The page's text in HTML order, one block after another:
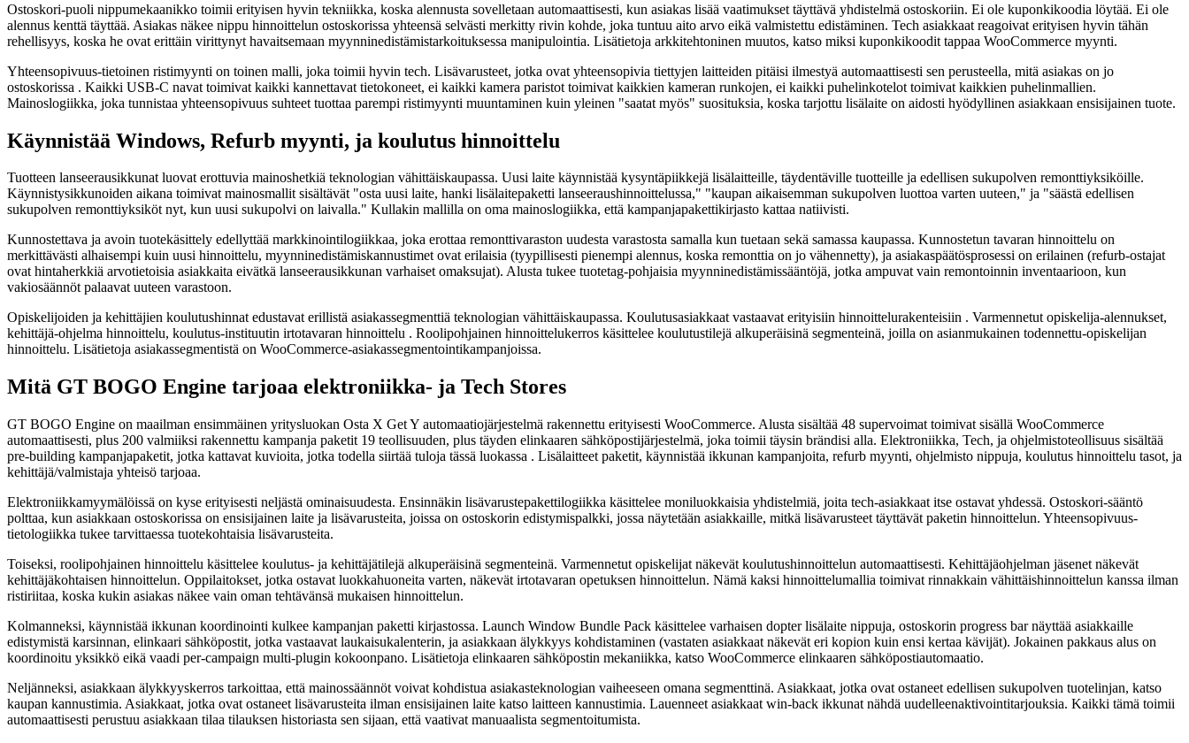
Ostoskori-puoli nippumekaanikko toimii erityisen hyvin tekniikka, koska alennusta sovelletaan automaattisesti, kun asiakas lisää vaatimukset täyttävä yhdistelmä ostoskoriin. Ei ole kuponkikoodia löytää. Ei ole
alennus kenttä täyttää. Asiakas näkee nippu hinnoittelun ostoskorissa yhteensä selvästi merkitty rivin kohde, joka tuntuu aito arvo eikä valmistettu edistäminen. Tech asiakkaat reagoivat erityisen hyvin tähän
rehellisyys, koska he ovat erittäin virittynyt havaitsemaan myynninedistämistarkoituksessa manipulointia. Lisätietoja arkkitehtoninen muutos, katso miksi kuponkikoodit tappaa WooCommerce myynti.
Yhteensopivuus-tietoinen ristimyynti on toinen malli, joka toimii hyvin tech. Lisävarusteet, jotka ovat yhteensopivia tiettyjen laitteiden pitäisi ilmestyä automaattisesti sen perusteella, mitä asiakas on jo
ostoskorissa . Kaikki USB-C navat toimivat kaikki kannettavat tietokoneet, ei kaikki kamera paristot toimivat kaikkien kameran runkojen, ei kaikki puhelinkotelot toimivat kaikkien puhelinmallien.
Mainoslogiikka, joka tunnistaa yhteensopivuus suhteet tuottaa parempi ristimyynti muuntaminen kuin yleinen "saatat myös" suosituksia, koska tarjottu lisälaite on aidosti hyödyllinen asiakkaan ensisijainen tuote.
Käynnistää Windows, Refurb myynti, ja koulutus hinnoittelu
Tuotteen lanseerausikkunat luovat erottuvia mainoshetkiä teknologian vähittäiskaupassa. Uusi laite käynnistää kysyntäpiikkejä lisälaitteille, täydentäville tuotteille ja edellisen sukupolven remonttiyksiköille.
Käynnistysikkunoiden aikana toimivat mainosmallit sisältävät "osta uusi laite, hanki lisälaitepaketti lanseeraushinnoittelussa," "kaupan aikaisemman sukupolven luottoa varten uuteen," ja "säästä edellisen
sukupolven remonttiyksiköt nyt, kun uusi sukupolvi on laivalla." Kullakin mallilla on oma mainoslogiikka, että kampanjapakettikirjasto kattaa natiivisti.
Kunnostettava ja avoin tuotekäsittely edellyttää markkinointilogiikkaa, joka erottaa remonttivaraston uudesta varastosta samalla kun tuetaan sekä samassa kaupassa. Kunnostetun tavaran hinnoittelu on
merkittävästi alhaisempi kuin uusi hinnoittelu, myynninedistämiskannustimet ovat erilaisia (tyypillisesti pienempi alennus, koska remonttia on jo vähennetty), ja asiakaspäätösprosessi on erilainen (refurb-ostajat
ovat hintaherkkiä arvotietoisia asiakkaita eivätkä lanseerausikkunan varhaiset omaksujat). Alusta tukee tuotetag-pohjaisia myynninedistämissääntöjä, jotka ampuvat vain remontoinnin inventaarioon, kun
vakiosäännöt palaavat uuteen varastoon.
Opiskelijoiden ja kehittäjien koulutushinnat edustavat erillistä asiakassegmenttiä teknologian vähittäiskaupassa. Koulutusasiakkaat vastaavat erityisiin hinnoittelurakenteisiin . Varmennetut opiskelija-alennukset,
kehittäjä-ohjelma hinnoittelu, koulutus-instituutin irtotavaran hinnoittelu . Roolipohjainen hinnoittelukerros käsittelee koulutustilejä alkuperäisinä segmenteinä, joilla on asianmukainen todennettu-opiskelijan
hinnoittelu. Lisätietoja asiakassegmentistä on WooCommerce-asiakassegmentointikampanjoissa.
Mitä GT BOGO Engine tarjoaa elektroniikka- ja Tech Stores
GT BOGO Engine on maailman ensimmäinen yritysluokan Osta X Get Y automaatiojärjestelmä rakennettu erityisesti WooCommerce. Alusta sisältää 48 supervoimat toimivat sisällä WooCommerce
automaattisesti, plus 200 valmiiksi rakennettu kampanja paketit 19 teollisuuden, plus täyden elinkaaren sähköpostijärjestelmä, joka toimii täysin brändisi alla. Elektroniikka, Tech, ja ohjelmistoteollisuus sisältää
pre-building kampanjapaketit, jotka kattavat kuvioita, jotka todella siirtää tuloja tässä luokassa . Lisälaitteet paketit, käynnistää ikkunan kampanjoita, refurb myynti, ohjelmisto nippuja, koulutus hinnoittelu tasot, ja
kehittäjä/valmistaja yhteisö tarjoaa.
Elektroniikkamyymälöissä on kyse erityisesti neljästä ominaisuudesta. Ensinnäkin lisävarustepakettilogiikka käsittelee moniluokkaisia yhdistelmiä, joita tech-asiakkaat itse ostavat yhdessä. Ostoskori-sääntö
polttaa, kun asiakkaan ostoskorissa on ensisijainen laite ja lisävarusteita, joissa on ostoskorin edistymispalkki, jossa näytetään asiakkaille, mitkä lisävarusteet täyttävät paketin hinnoittelun. Yhteensopivuus-
tietologiikka tukee tarvittaessa tuotekohtaisia lisävarusteita.
Toiseksi, roolipohjainen hinnoittelu käsittelee koulutus- ja kehittäjätilejä alkuperäisinä segmenteinä. Varmennetut opiskelijat näkevät koulutushinnoittelun automaattisesti. Kehittäjäohjelman jäsenet näkevät
kehittäjäkohtaisen hinnoittelun. Oppilaitokset, jotka ostavat luokkahuoneita varten, näkevät irtotavaran opetuksen hinnoittelun. Nämä kaksi hinnoittelumallia toimivat rinnakkain vähittäishinnoittelun kanssa ilman
ristiriitaa, koska kukin asiakas näkee vain oman tehtävänsä mukaisen hinnoittelun.
Kolmanneksi, käynnistää ikkunan koordinointi kulkee kampanjan paketti kirjastossa. Launch Window Bundle Pack käsittelee varhaisen dopter lisälaite nippuja, ostoskorin progress bar näyttää asiakkaille
edistymistä karsinnan, elinkaari sähköpostit, jotka vastaavat laukaisukalenterin, ja asiakkaan älykkyys kohdistaminen (vastaten asiakkaat näkevät eri kopion kuin ensi kertaa kävijät). Jokainen pakkaus alus on
koordinoitu yksikkö eikä vaadi per-campaign multi-plugin kokoonpano. Lisätietoja elinkaaren sähköpostin mekaniikka, katso WooCommerce elinkaaren sähköpostiautomaatio.
Neljänneksi, asiakkaan älykkyyskerros tarkoittaa, että mainossäännöt voivat kohdistua asiakasteknologian vaiheeseen omana segmenttinä. Asiakkaat, jotka ovat ostaneet edellisen sukupolven tuotelinjan, katso
kaupan kannustimia. Asiakkaat, jotka ovat ostaneet lisävarusteita ilman ensisijainen laite katso laitteen kannustimia. Lauenneet asiakkaat win-back ikkunat nähdä uudelleenaktivointitarjouksia. Kaikki tämä toimii
automaattisesti perustuu asiakkaan tilaa tilauksen historiasta sen sijaan, että vaativat manuaalista segmentoitumista.